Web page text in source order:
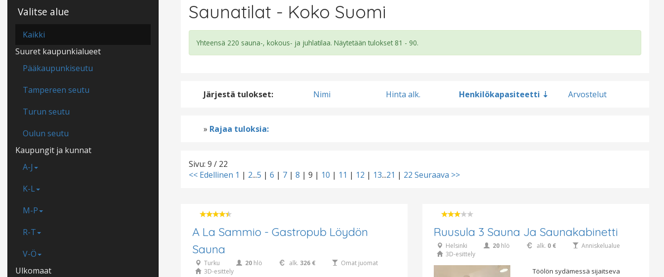
Valitse alue
Kaikki
Suuret kaupunkialueet
Pääkaupunkiseutu
Tampereen seutu
Turun seutu
Oulun seutu
Kaupungit ja kunnat
A-J
K-L
M-P
R-T
V-Ö
Ulkomaat
Saunatilat - Koko Suomi
Yhteensä 220 sauna-, kokous- ja juhlatilaa. Näytetään tulokset 81 - 90.
Järjestä tulokset: Nimi Hinta alk. Henkilökapasiteetti Arvostelut
» Rajaa tuloksia:
Sivu: 9 / 22
<< Edellinen 1 | 2...5 | 6 | 7 | 8 | 9 | 10 | 11 | 12 | 13...21 | 22 Seuraava >>
A La Sammio - Gastropub Löydön
Sauna
Turku 20 hlö alk. 326 €
Omat juomat
3D-esittely
Ruusula 3 Sauna Ja Saunakabinetti
Helsinki 20 hlö alk. 0 €
Anniskelualue
3D-esittely
Töölön sydämessä sijaitseva